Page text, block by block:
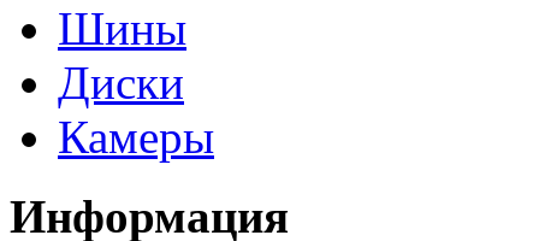
Шины
Диски
Камеры
Информация